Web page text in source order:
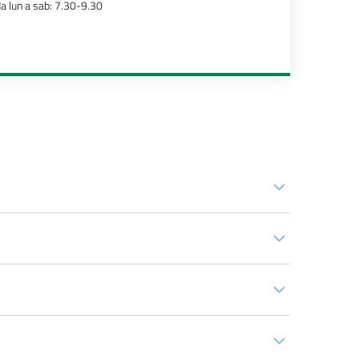
lun a sab: 7.30-9.30